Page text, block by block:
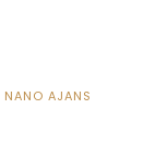
NANO AJANS